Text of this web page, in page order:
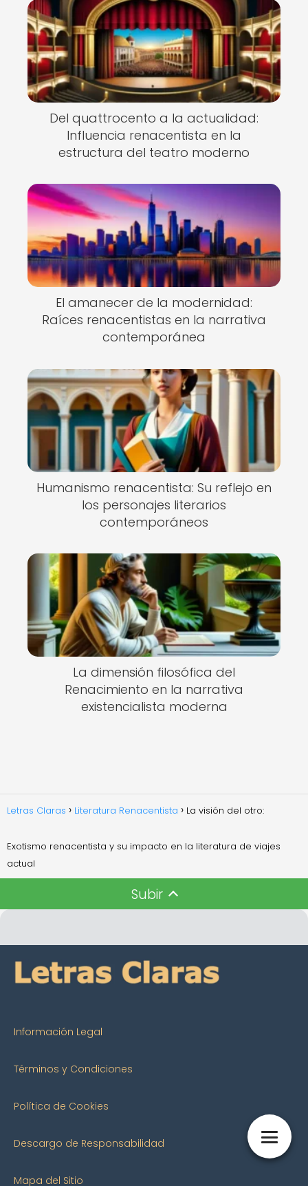
Del quattrocento a la actualidad:
Influencia renacentista en la
estructura del teatro moderno
El amanecer de la modernidad:
Raíces renacentistas en la narrativa
contemporánea
Humanismo renacentista: Su reflejo en
los personajes literarios
contemporáneos
La dimensión filosófica del
Renacimiento en la narrativa
existencialista moderna
Letras Claras Literatura Renacentista La visión del otro:
Exotismo renacentista y su impacto en la literatura de viajes
actual
Subir
Información Legal
Términos y Condiciones
Política de Cookies
Descargo de Responsabilidad
Mapa del Sitio